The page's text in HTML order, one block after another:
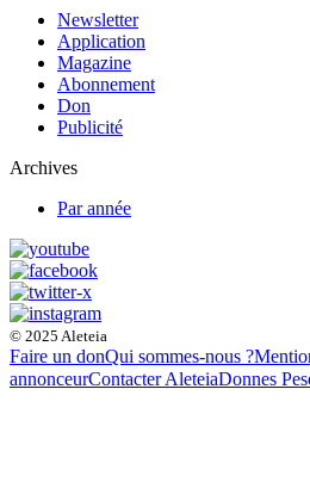
Newsletter
Application
Magazine
Abonnement
Don
Publicité
Archives
Par année
© 2025 Aleteia
Faire un donQui sommes-nous ?
annonceurContacter AleteiaDonnes